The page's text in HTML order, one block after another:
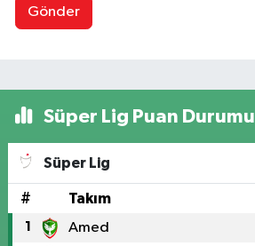
Gönder
Süper Lig Puan Durumu
Süper Lig
# Takım
1 Amed